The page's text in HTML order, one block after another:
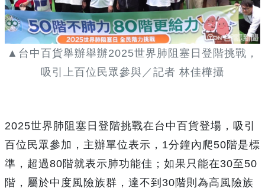
▲台中百貨舉辦舉辦2025世界肺阻塞日登階挑戰，
吸引上百位民眾參與／記者 林佳樺攝
2025世界肺阻塞日登階挑戰在台中百貨登場，吸引
百位民眾參加，主辦單位表示，1分鐘內爬50階是標
準，超過80階就表示肺功能佳；如果只能在30至50
階，屬於中度風險族群，達不到30階則為高風險族